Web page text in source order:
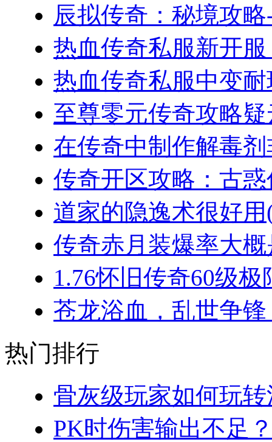
辰拟传奇：秘境攻
热血传奇私服新开
热血传奇私服中变
至尊零元传奇攻略
在传奇中制作解毒
传奇开区攻略：古
道家的隐逸术很好用
传奇赤月装爆率大
1.76怀旧传奇60级
苍龙浴血，乱世争
热门排行
骨灰级玩家如何玩
PK时伤害输出不足